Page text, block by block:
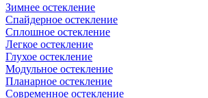
Зимнее остекление
Спайдерное остекление
Сплошное остекление
Легкое остекление
Глухое остекление
Модульное остекление
Планарное остекление
Современное остекление